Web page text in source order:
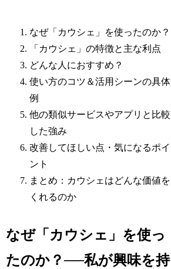
なぜ「カウシェ」を使ったのか？
「カウシェ」の特徴と主な利点
どんな人におすすめ？
使い方のコツ＆活用シーンの具体
例
他の類似サービスやアプリと比較
した強み
改善してほしい点・気になるポイ
ント
まとめ：カウシェはどんな価値を
くれるのか
なぜ「カウシェ」を使っ
たのか？──私が興味を持